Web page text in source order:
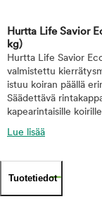
Hurtta Life Savior
kg)
Hurtta Life Savior
valmistettu
istuu koiran päällä
Säädettävä
kapearintaisille
Lue lisää
Tuotetiedot